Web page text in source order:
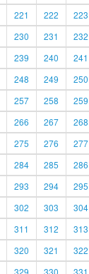
221 222 223
230 231 232
239 240 241
248 249 250
257 258 259
266 267 268
275 276 277
284 285 286
293 294 295
302 303 304
311 312 313
320 321 322
329 330 331